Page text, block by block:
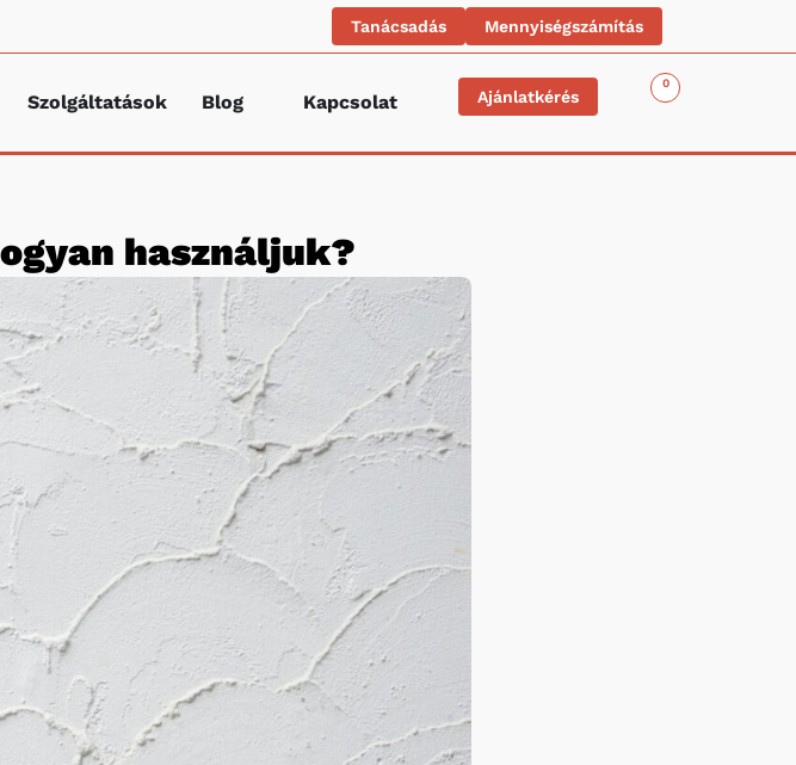
Tanácsadás Mennyiségszámítás
Szolgáltatások Blog Kapcsolat Ajánlatkérés
0
használjuk?